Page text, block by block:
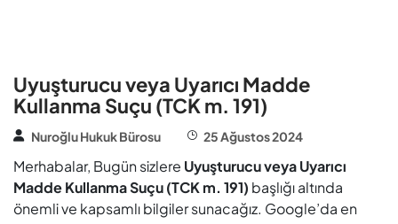
Uyuşturucu veya Uyarıcı Madde
Kullanma Suçu (TCK m. 191)
Nuroğlu Hukuk Bürosu 25 Ağustos 2024
Merhabalar, Bugün sizlere Uyuşturucu veya Uyarıcı
Madde Kullanma Suçu (TCK m. 191) başlığı altında
önemli ve kapsamlı bilgiler sunacağız. Google’da en